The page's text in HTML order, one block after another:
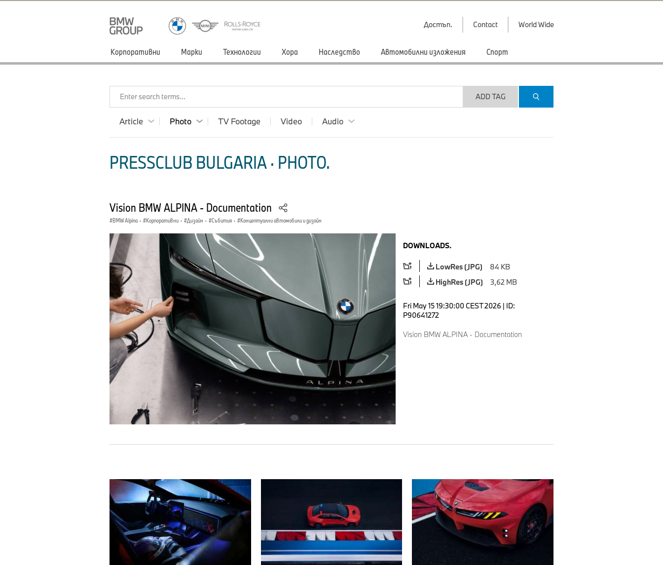
Достъп. Contact World Wide
Корпоративни Марки Технологии Хора Наследство Автомобилни изложения Спорт
Enter search terms... ADD TAG
Article Photo TV Footage Video Audio
PRESSCLUB BULGARIA · PHOTO.
Vision BMW ALPINA - Documentation
BMW Alpina · Корпоративни · Дизайн · Събития · Концептуални автомобили и дизайн
DOWNLOADS.
LowRes (JPG)
84 KB
HighRes (JPG)
3,62 MB
Fri May 15 19:30:00 CEST 2026 | ID:
P90641272
Vision BMW ALPINA - Documentation